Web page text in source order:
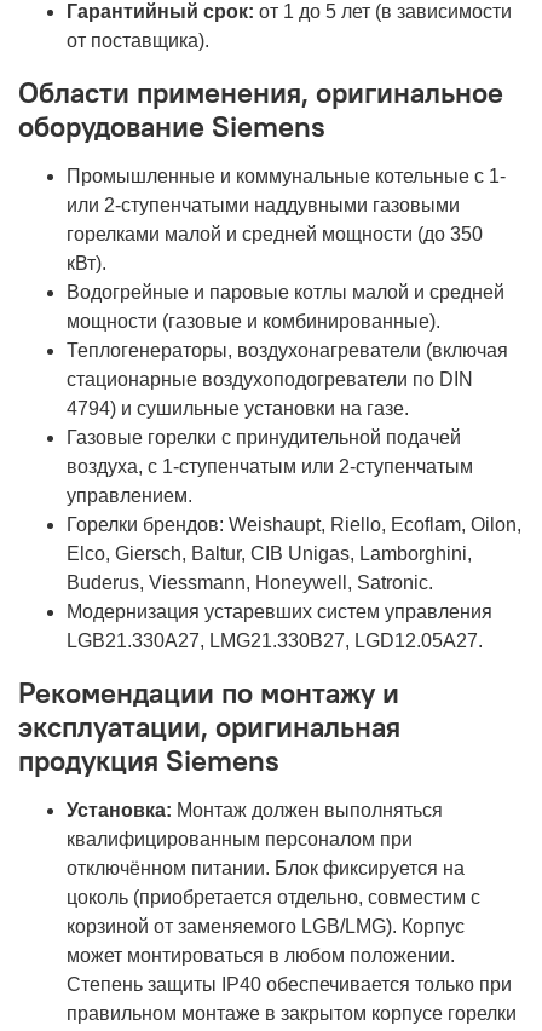
Гарантийный срок: от 1 до 5 лет (в зависимости
от поставщика).
Области применения, оригинальное
оборудование Siemens
Промышленные и коммунальные котельные с 1-
или 2-ступенчатыми наддувными газовыми
горелками малой и средней мощности (до 350
кВт).
Водогрейные и паровые котлы малой и средней
мощности (газовые и комбинированные).
Теплогенераторы, воздухонагреватели (включая
стационарные воздухоподогреватели по DIN
4794) и сушильные установки на газе.
Газовые горелки с принудительной подачей
воздуха, с 1-ступенчатым или 2-ступенчатым
управлением.
Горелки брендов: Weishaupt, Riello, Ecoflam, Oilon,
Elco, Giersch, Baltur, CIB Unigas, Lamborghini,
Buderus, Viessmann, Honeywell, Satronic.
Модернизация устаревших систем управления
LGB21.330A27, LMG21.330B27, LGD12.05A27.
Рекомендации по монтажу и
эксплуатации, оригинальная
продукция Siemens
Установка: Монтаж должен выполняться
квалифицированным персоналом при
отключённом питании. Блок фиксируется на
цоколь (приобретается отдельно, совместим с
корзиной от заменяемого LGB/LMG). Корпус
может монтироваться в любом положении.
Степень защиты IP40 обеспечивается только при
правильном монтаже в закрытом корпусе горелки